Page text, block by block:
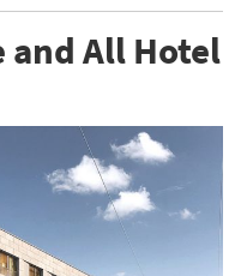
and All Hotel